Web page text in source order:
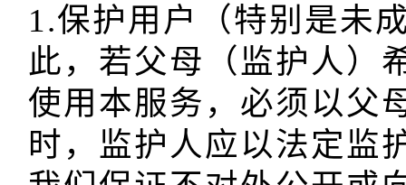
1.保护用户（特别是未
此，若父母（监护人）
使用本服务，必须以父
时，监护人应以法定监